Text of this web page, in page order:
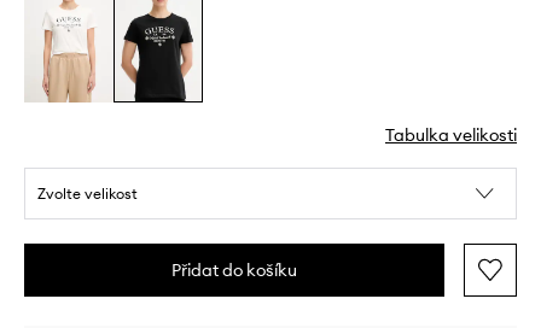
Tabulka velikosti
Zvolte velikost
Přidat do košíku